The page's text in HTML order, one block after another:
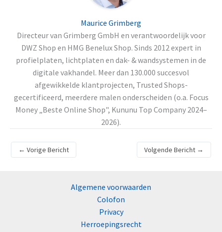
Maurice Grimberg
Directeur van Grimberg GmbH en verantwoordelijk voor
DWZ Shop en HMG Benelux Shop. Sinds 2012 expert in
profielplaten, lichtplaten en dak- & wandsystemen in de
digitale vakhandel. Meer dan 130.000 succesvol
afgewikkelde klantprojecten, Trusted Shops-
gecertificeerd, meerdere malen onderscheiden (o.a. Focus
Money „Beste Online Shop", Kununu Top Company 2024–
2026).
← Vorige Bericht Volgende Bericht →
Algemene voorwaarden
Colofon
Privacy
Herroepingsrecht